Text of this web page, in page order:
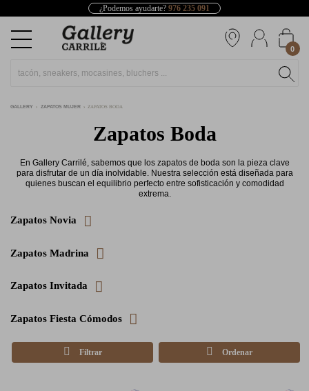
¿Podemos ayudarte? 976 235 091
0
GALLERY ZAPATOS MUJER ZAPATOS BODA
Zapatos Boda
En Gallery Carrilé, sabemos que los zapatos de boda son la pieza clave
para disfrutar de un día inolvidable. Nuestra selección está diseñada para
quienes buscan el equilibrio perfecto entre sofisticación y comodidad
extrema.
Zapatos Novia
Zapatos Madrina
Zapatos Invitada
Zapatos Fiesta Cómodos
Filtrar Ordenar